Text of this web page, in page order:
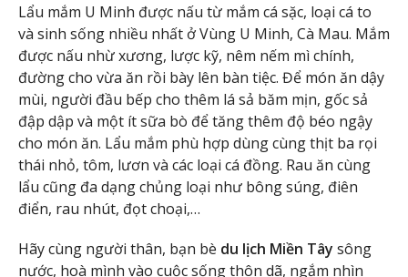
Lẩu mắm U Minh được nấu từ mắm cá sặc, loại cá to
và sinh sống nhiều nhất ở Vùng U Minh, Cà Mau. Mắm
được nấu nhừ xương, lược kỹ, nêm nếm mì chính,
đường cho vừa ăn rồi bày lên bàn tiệc. Để món ăn dậy
mùi, người đầu bếp cho thêm lá sả băm mịn, gốc sả
đập dập và một ít sữa bò để tăng thêm độ béo ngậy
cho món ăn. Lẩu mắm phù hợp dùng cùng thịt ba rọi
thái nhỏ, tôm, lươn và các loại cá đồng. Rau ăn cùng
lẩu cũng đa dạng chủng loại như bông súng, điên
điển, rau nhút, đọt choại,…
Hãy cùng người thân, bạn bè du lịch Miền Tây sông
nước, hoà mình vào cuộc sống thôn dã, ngắm nhìn